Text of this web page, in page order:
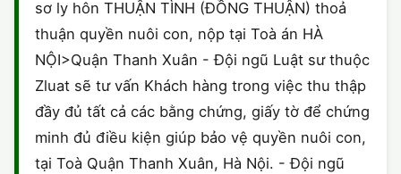
sơ ly hôn THUẬN TÌNH (ĐỒNG THUẬN) thoả
thuận quyền nuôi con, nộp tại Toà án HÀ
NỘI>Quận Thanh Xuân - Đội ngũ Luật sư thuộc
Zluat sẽ tư vấn Khách hàng trong việc thu thập
đầy đủ tất cả các bằng chứng, giấy tờ để chứng
minh đủ điều kiện giúp bảo vệ quyền nuôi con,
tại Toà Quận Thanh Xuân, Hà Nội. - Đội ngũ